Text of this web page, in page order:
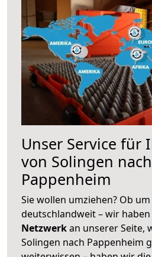
Unser Service für
von Solingen nach
Pappenheim
Sie wollen umziehen? Ob
deutschlandweit – wir haben
Netzwerkan unserer Seite,
Solingen nach Pappenheim